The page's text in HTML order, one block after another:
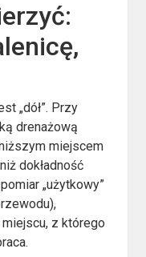
„dół”. Przy
drenażową
miejscem
dokładność
„użytkowy”
z którego